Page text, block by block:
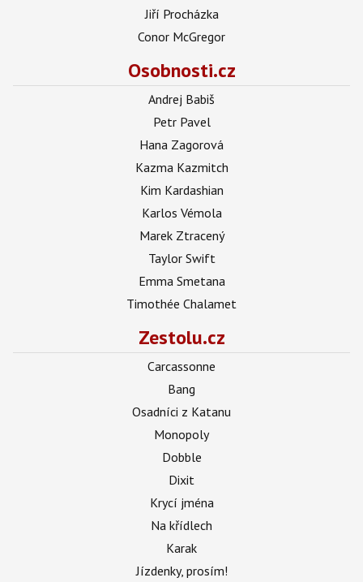
Jiří Procházka
Conor McGregor
Osobnosti.cz
Andrej Babiš
Petr Pavel
Hana Zagorová
Kazma Kazmitch
Kim Kardashian
Karlos Vémola
Marek Ztracený
Taylor Swift
Emma Smetana
Timothée Chalamet
Zestolu.cz
Carcassonne
Bang
Osadníci z Katanu
Monopoly
Dobble
Dixit
Krycí jména
Na křídlech
Karak
Jízdenky, prosím!